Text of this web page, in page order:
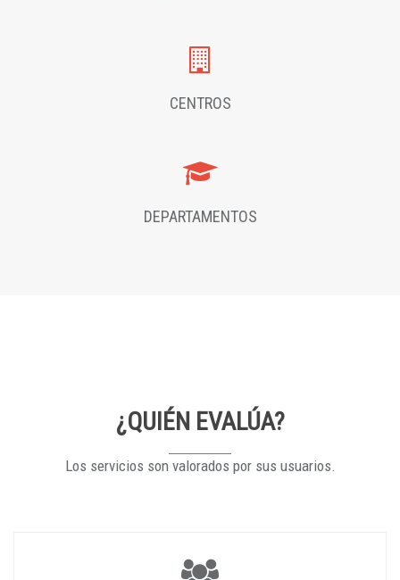
CENTROS
DEPARTAMENTOS
¿QUIÉN EVALÚA?
Los servicios son valorados por sus usuarios.